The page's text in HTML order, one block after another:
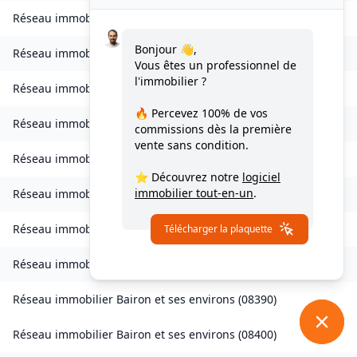
Réseau immobilier
Réseau immobilier Bogny-sur-Meuse
Réseau immobilier Brévilly(08140)
Réseau immobilier Bulson(08450)
Réseau immobilier
Réseau immobilier Chalandry-Elaire(08160)
Réseau immobilier Chardeny(08400)
Réseau immobilier
Réseau immobilier Bairon et ses environs (08390)
Réseau immobilier Bairon et ses environs (08400)
Bonjour 👋,
Vous êtes un professionnel de
l'immobilier ?
🔥 Percevez 100% de vos
commissions dès la première
vente sans condition.
⭐ Découvrez notre logiciel
immobilier tout-en-un.
Télécharger la plaquette